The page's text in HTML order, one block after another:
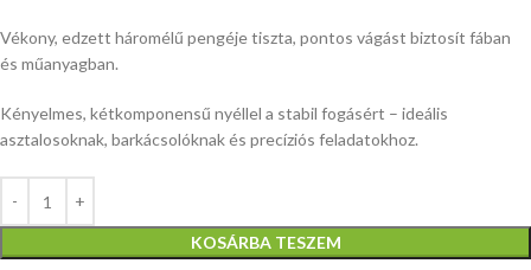
Vékony, edzett háromélű pengéje tiszta, pontos vágást biztosít fában
és műanyagban.
Kényelmes, kétkomponensű nyéllel a stabil fogásért – ideális
asztalosoknak, barkácsolóknak és precíziós feladatokhoz.
KOSÁRBA TESZEM